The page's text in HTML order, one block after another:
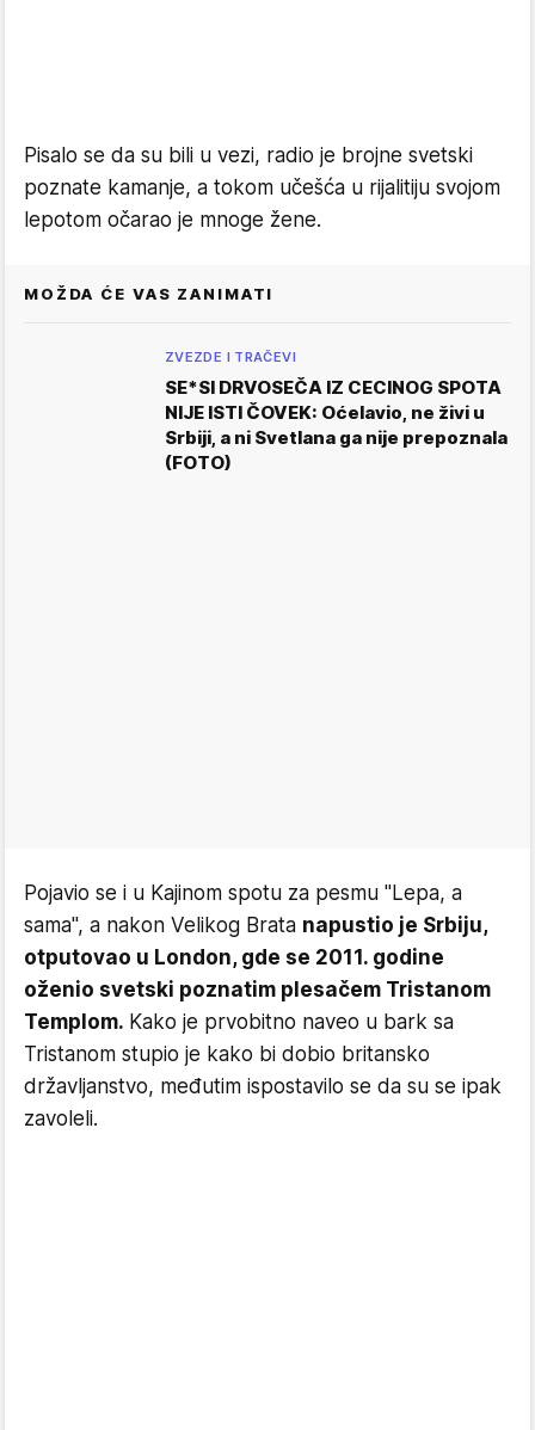
Pisalo se da su bili u vezi, radio je brojne svetski
poznate kamanje, a tokom učešća u rijalitiju svojom
lepotom očarao je mnoge žene.
MOŽDA ĆE VAS ZANIMATI
ZVEZDE I TRAČEVI
SE*SI DRVOSEČA IZ CECINOG SPOTA
NIJE ISTI ČOVEK: Oćelavio, ne živi u
Srbiji, a ni Svetlana ga nije prepoznala
(FOTO)
Pojavio se i u Kajinom spotu za pesmu "Lepa, a
sama", a nakon Velikog Brata napustio je Srbiju,
otputovao u London, gde se 2011. godine
oženio svetski poznatim plesačem Tristanom
Templom. Kako je prvobitno naveo u bark sa
Tristanom stupio je kako bi dobio britansko
državljanstvo, međutim ispostavilo se da su se ipak
zavoleli.